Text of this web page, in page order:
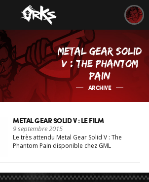
METAL GEAR SOLID
V : THE PHANTOM
PAIN
ARCHIVE
METAL GEAR SOLID V : LE FILM
9 septembre 2015
Le très attendu Metal Gear Solid V : The
Phantom Pain disponible chez GML